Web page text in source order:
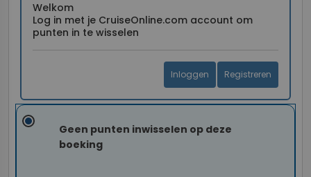
Welkom
Log in met je CruiseOnline.com account om
punten in te wisselen
Inloggen Registreren
Geen punten inwisselen op deze
boeking